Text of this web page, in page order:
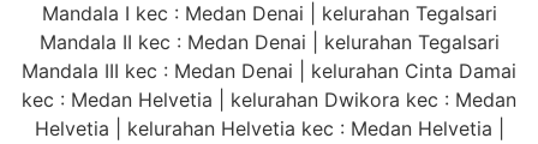
Mandala I kec : Medan Denai | kelurahan Tegalsari
Mandala II kec : Medan Denai | kelurahan Tegalsari
Mandala III kec : Medan Denai | kelurahan Cinta Damai
kec : Medan Helvetia | kelurahan Dwikora kec : Medan
Helvetia | kelurahan Helvetia kec : Medan Helvetia |